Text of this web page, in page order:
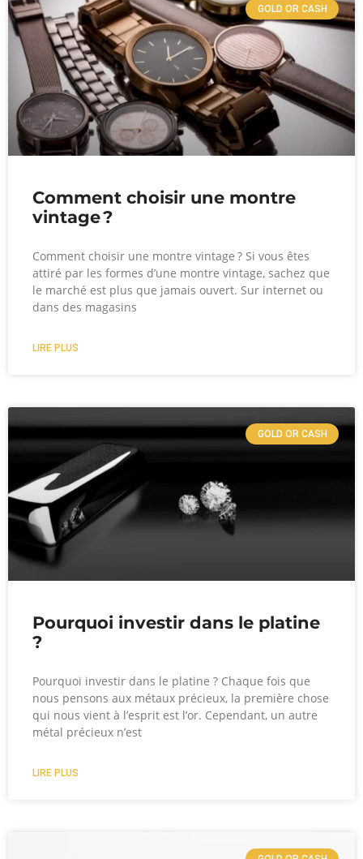
GOLD OR CASH
Comment choisir une montre
vintage ?
Comment choisir une montre vintage ? Si vous êtes
attiré par les formes d’une montre vintage, sachez que
le marché est plus que jamais ouvert. Sur internet ou
dans des magasins
LIRE PLUS
GOLD OR CASH
Pourquoi investir dans le platine
?
Pourquoi investir dans le platine ? Chaque fois que
nous pensons aux métaux précieux, la première chose
qui nous vient à l’esprit est l’or. Cependant, un autre
métal précieux n’est
LIRE PLUS